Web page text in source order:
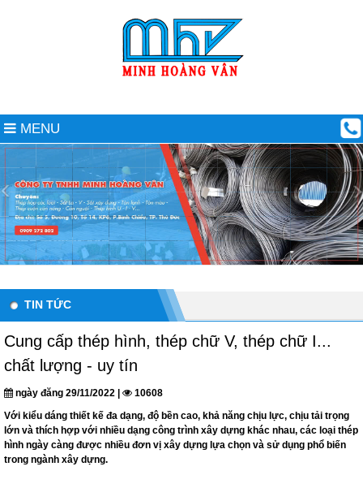
MENU
TIN TỨC
Cung cấp thép hình, thép chữ V, thép chữ I...
chất lượng - uy tín
ngày đăng 29/11/2022 |
10608
Với kiểu dáng thiết kế đa dạng, độ bền cao, khả năng chịu lực, chịu tải trọng
lớn và thích hợp với nhiều dạng công trình xây dựng khác nhau, các loại thép
hình ngày càng được nhiều đơn vị xây dựng lựa chọn và sử dụng phổ biến
trong ngành xây dựng.